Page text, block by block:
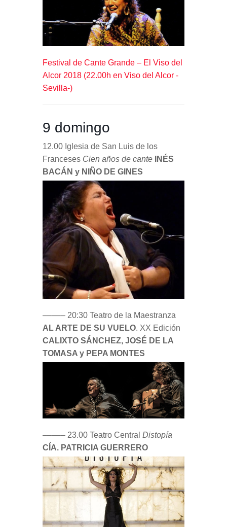
Festival de Cante Grande – El Viso del
Alcor 2018 (22.00h en Viso del Alcor -
Sevilla-)
9 domingo
12.00 Iglesia de San Luis de los
Franceses Cien años de cante
INÉS
BACÁN y NIÑO DE GINES
––––– 20:30 Teatro de la Maestranza
AL ARTE DE SU VUELO. XX Edición
CALIXTO SÁNCHEZ, JOSÉ DE LA
TOMASA y PEPA MONTES
––––– 23.00 Teatro Central Distopía
CÍA. PATRICIA GUERRERO